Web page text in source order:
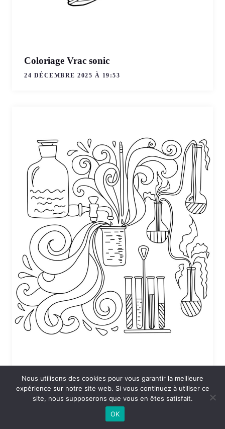
Coloriage Vrac sonic
24 DÉCEMBRE 2025 À 19:53
Coloriage Sciences en vrac
24 DÉCEMBRE 2025 À 19:53
Nous utilisons des cookies pour vous garantir la meilleure
expérience sur notre site web. Si vous continuez à utiliser ce
site, nous supposerons que vous en êtes satisfait.
OK